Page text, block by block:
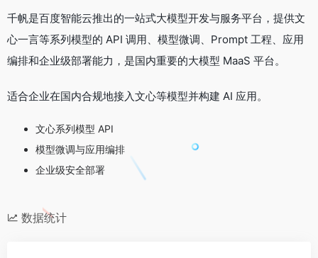
千帆是百度智能云推出的一站式大模型开发与服务平台，提供文
心一言等系列模型的 API 调用、模型微调、Prompt 工程、应用
编排和企业级部署能力，是国内重要的大模型 MaaS 平台。
适合企业在国内合规地接入文心等模型并构建 AI 应用。
文心系列模型 API
模型微调与应用编排
企业级安全部署
数据统计